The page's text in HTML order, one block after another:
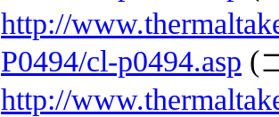
http://
P0494/cl-p0494.asp (
http://